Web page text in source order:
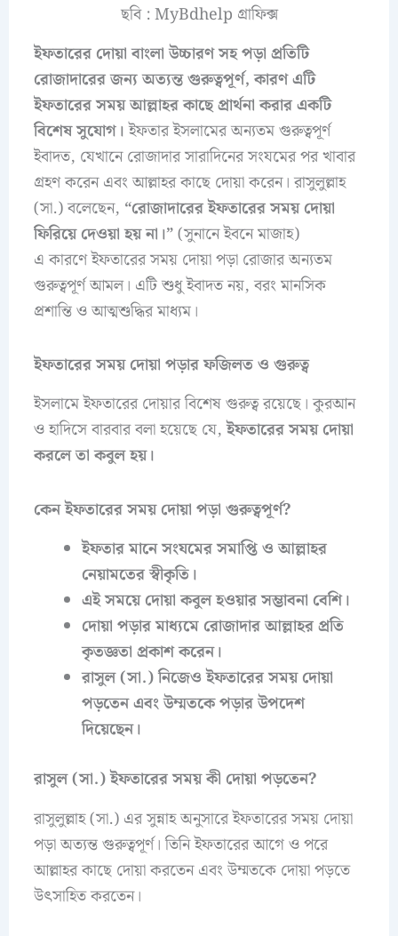
ছবি : MyBdhelp গ্রাফিক্স
ইফতারের দোয়া বাংলা উচ্চারণ সহ পড়া প্রতিটি
রোজাদারের জন্য অত্যন্ত গুরুত্বপূর্ণ, কারণ এটি
ইফতারের সময় আল্লাহর কাছে প্রার্থনা করার একটি
বিশেষ সুযোগ। ইফতার ইসলামের অন্যতম গুরুত্বপূর্ণ
ইবাদত, যেখানে রোজাদার সারাদিনের সংযমের পর খাবার
গ্রহণ করেন এবং আল্লাহর কাছে দোয়া করেন। রাসুলুল্লাহ
(সা.) বলেছেন, “রোজাদারের ইফতারের সময় দোয়া
ফিরিয়ে দেওয়া হয় না।”(সুনানে ইবনে মাজাহ)
এ কারণে ইফতারের সময় দোয়া পড়া রোজার অন্যতম
গুরুত্বপূর্ণ আমল। এটি শুধু ইবাদত নয়, বরং মানসিক
প্রশান্তি ও আত্মশুদ্ধির মাধ্যম।
ইফতারের সময় দোয়া পড়ার ফজিলত ও গুরুত্ব
ইসলামে ইফতারের দোয়ার বিশেষ গুরুত্ব রয়েছে। কুরআন
ও হাদিসে বারবার বলা হয়েছে যে,ইফতারের সময় দোয়া
করলে তা কবুল হয়।
কেন ইফতারের সময় দোয়া পড়া গুরুত্বপূর্ণ?
ইফতার মানে সংযমের সমাপ্তি ও আল্লাহর
নেয়ামতের স্বীকৃতি।
এই সময়ে দোয়া কবুল হওয়ার সম্ভাবনা বেশি।
দোয়া পড়ার মাধ্যমে রোজাদার আল্লাহর প্রতি
কৃতজ্ঞতা প্রকাশ করেন।
রাসুল (সা.) নিজেও ইফতারের সময় দোয়া
পড়তেন এবং উম্মতকে পড়ার উপদেশ
দিয়েছেন।
রাসুল (সা.) ইফতারের সময় কী দোয়া পড়তেন?
রাসুলুল্লাহ (সা.) এর সুন্নাহ অনুসারে ইফতারের সময় দোয়া
পড়া অত্যন্ত গুরুত্বপূর্ণ। তিনি ইফতারের আগে ও পরে
আল্লাহর কাছে দোয়া করতেন এবং উম্মতকে দোয়া পড়তে
উৎসাহিত করতেন।